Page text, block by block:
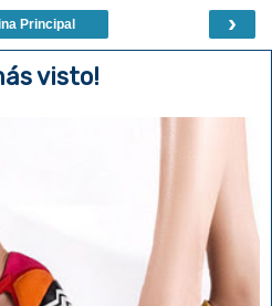
›
Principal
visto!